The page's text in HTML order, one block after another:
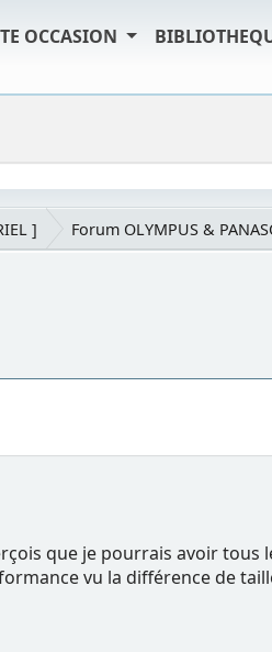
OCCASION
] Forum OLYMPUS &
que je pourrais avoir
vu la différence de